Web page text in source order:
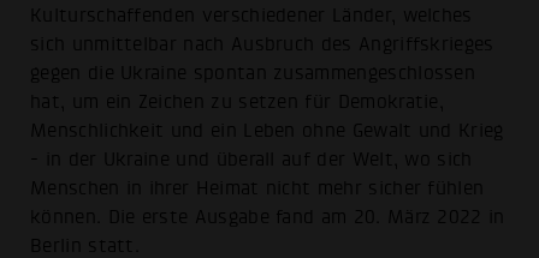
Kulturschaffenden verschiedener Länder, welches
sich unmittelbar nach Ausbruch des Angriffskrieges
gegen die Ukraine spontan zusammengeschlossen
hat, um ein Zeichen zu setzen für Demokratie,
Menschlichkeit und ein Leben ohne Gewalt und Krieg
- in der Ukraine und überall auf der Welt, wo sich
Menschen in ihrer Heimat nicht mehr sicher fühlen
können. Die erste Ausgabe fand am 20. März 2022 in
Berlin statt.